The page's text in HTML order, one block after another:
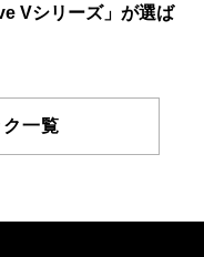
Vシリーズ」が選ば
一覧